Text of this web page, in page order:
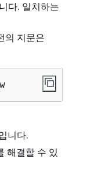
다. 일치하는
의 지문은
니다.
해결할 수 있